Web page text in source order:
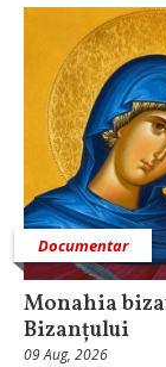
Documentar
Monahia
Bizanțului
09 Aug, 2026